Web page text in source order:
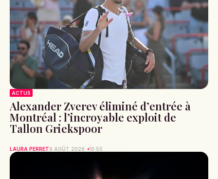
ACTUS
Alexander Zverev éliminé d’entrée à
Montréal : l’incroyable exploit de
Tallon Griekspoor
LAURA PERRET6 AOÛT 2026 10:55